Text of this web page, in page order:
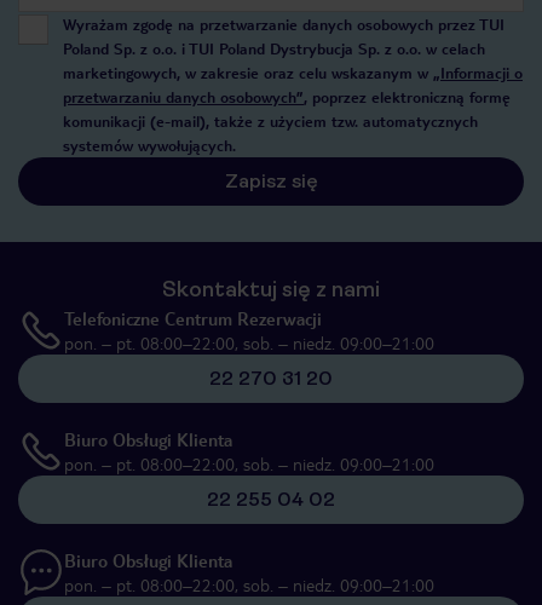
Wyrażam zgodę na przetwarzanie danych osobowych przez TUI
Poland Sp. z o.o. i TUI Poland Dystrybucja Sp. z o.o. w celach
marketingowych, w zakresie oraz celu wskazanym w „Informacji o
przetwarzaniu danych osobowych”, poprzez elektroniczną formę
komunikacji (e-mail), także z użyciem tzw. automatycznych
systemów wywołujących.
Zapisz się
Skontaktuj się z nami
Telefoniczne Centrum Rezerwacji
pon. – pt. 08:00–22:00, sob. – niedz. 09:00–21:00
22 270 31 20
Biuro Obsługi Klienta
pon. – pt. 08:00–22:00, sob. – niedz. 09:00–21:00
22 255 04 02
Biuro Obsługi Klienta
pon. – pt. 08:00–22:00, sob. – niedz. 09:00–21:00